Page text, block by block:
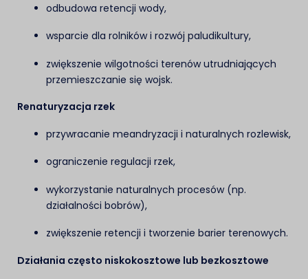
odbudowa retencji wody,
wsparcie dla rolników i rozwój paludikultury,
zwiększenie wilgotności terenów utrudniających
przemieszczanie się wojsk.
Renaturyzacja rzek
przywracanie meandryzacji i naturalnych rozlewisk,
ograniczenie regulacji rzek,
wykorzystanie naturalnych procesów (np.
działalności bobrów),
zwiększenie retencji i tworzenie barier terenowych.
Działania często niskokosztowe lub bezkosztowe